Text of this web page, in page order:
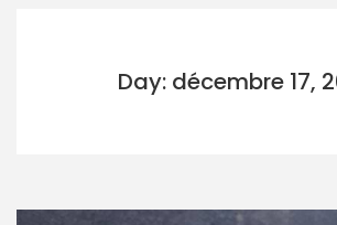
Day: décembre 17,